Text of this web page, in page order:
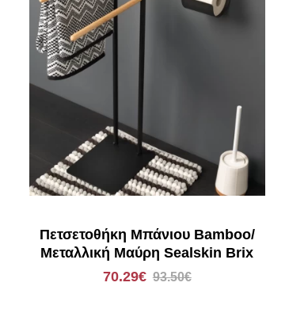
Πετσετοθήκη Μπάνιου Bamboo/
Μεταλλική Μαύρη Sealskin Brix
70.29€ 93.50€